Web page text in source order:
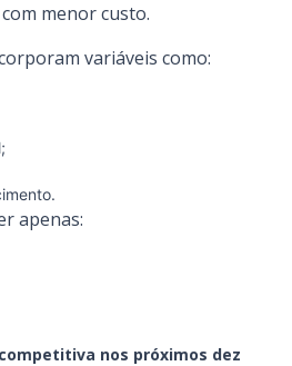
menor custo.
variáveis como:
apenas:
nos próximos dez